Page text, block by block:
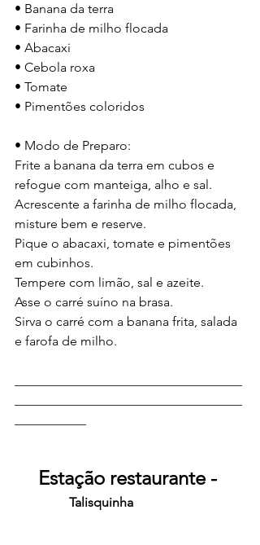
• Banana da terra
• Farinha de milho flocada
• Abacaxi
• Cebola roxa
• Tomate
• Pimentões coloridos
• Modo de Preparo:
Frite a banana da terra em cubos e
refogue com manteiga, alho e sal.
Acrescente a farinha de milho flocada,
misture bem e reserve.
Pique o abacaxi, tomate e pimentões
em cubinhos.
Tempere com limão, sal e azeite.
Asse o carré suíno na brasa.
Sirva o carré com a banana frita, salada
e farofa de milho.
Estação restaurante -
Talisquinha